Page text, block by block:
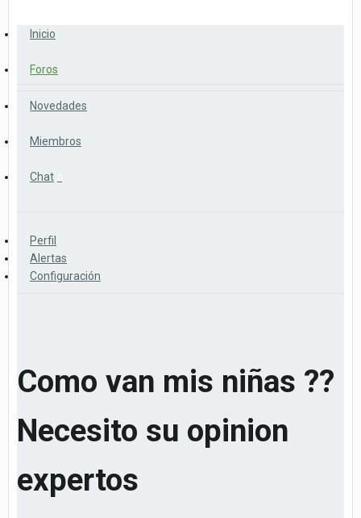
Inicio
Foros
Novedades
Miembros
Chat
Perfil
Alertas
Configuración
Como van mis niñas ??
Necesito su opinion
expertos